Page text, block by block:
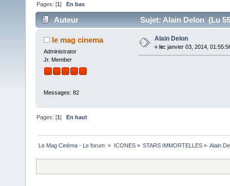
Pages: [1]En bas
Auteur Sujet: Alain Delon (Lu
le mag cinema
Administrator
Jr. Member
Messages: 82
Alain Delon
« le: janvier 03, 2014,
Pages: [1] En haut
Le Mag Cinéma - Le forum » ICONES» STARS IMMORTELLES» Alain